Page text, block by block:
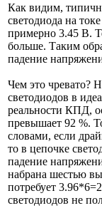
Как видим,
светодиода на
примерно 3.45 В.
больше. Таким
падение
Чем это чревато?
светодиодов в
реальности КПД,
превышает 92 %.
словами, если
то в цепочке
падение
набрана шестью
потребует
светодиодов не